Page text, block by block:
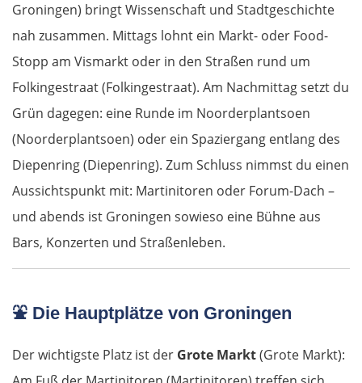
Groningen) bringt Wissenschaft und Stadtgeschichte
nah zusammen. Mittags lohnt ein Markt- oder Food-
Stopp am Vismarkt oder in den Straßen rund um
Folkingestraat (Folkingestraat). Am Nachmittag setzt du
Grün dagegen: eine Runde im Noorderplantsoen
(Noorderplantsoen) oder ein Spaziergang entlang des
Diepenring (Diepenring). Zum Schluss nimmst du einen
Aussichtspunkt mit: Martinitoren oder Forum-Dach –
und abends ist Groningen sowieso eine Bühne aus
Bars, Konzerten und Straßenleben.
⛲ Die Hauptplätze von Groningen
Der wichtigste Platz ist der Grote Markt(Grote Markt):